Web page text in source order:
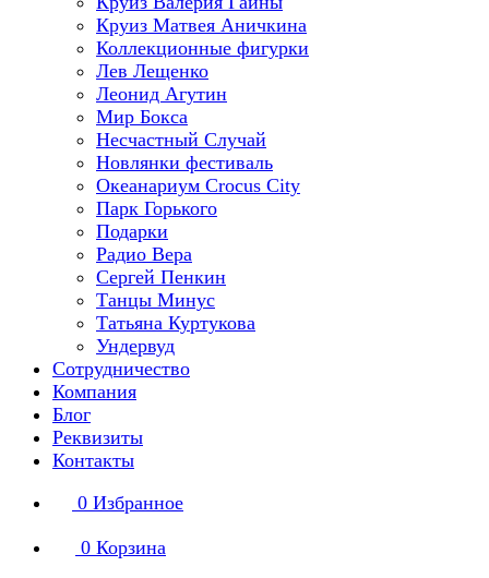
Круиз Матвея Аничкина
Коллекционные фигурки
Лев Лещенко
Леонид Агутин
Мир Бокса
Несчастный Случай
Новлянки фестиваль
Океанариум Crocus City
Парк Горького
Подарки
Радио Вера
Сергей Пенкин
Танцы Минус
Татьяна Куртукова
Ундервуд
Сотрудничество
Компания
Блог
Реквизиты
Контакты
0 Избранное
0 Корзина